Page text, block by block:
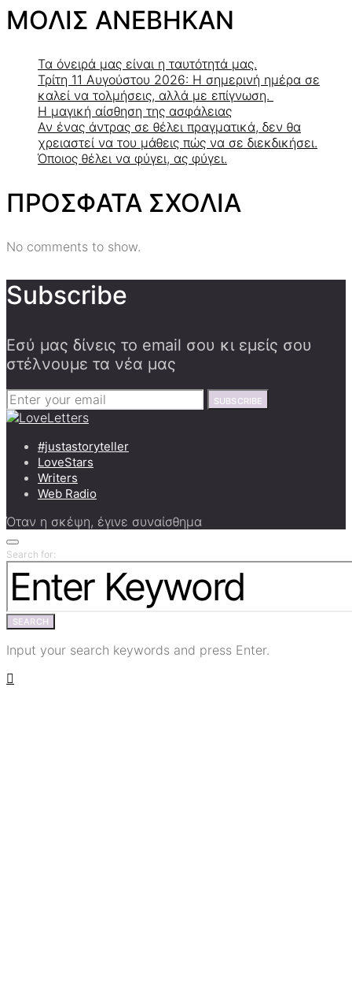
ΜΟΛΙΣ ΑΝΕΒΗΚΑΝ
Τα όνειρά μας είναι η ταυτότητά μας.
Τρίτη 11 Αυγούστου 2026: Η σημερινή ημέρα σε
καλεί να τολμήσεις, αλλά με επίγνωση.
Η μαγική αίσθηση της ασφάλειας
Αν ένας άντρας σε θέλει πραγματικά, δεν θα
χρειαστεί να του μάθεις πώς να σε διεκδικήσει.
Όποιος θέλει να φύγει, ας φύγει.
ΠΡΟΣΦΑΤΑ ΣΧΟΛΙΑ
No comments to show.
Subscribe
Εσύ μας δίνεις το email σου κι εμείς σου
στέλνουμε τα νέα μας
SUBSCRIBE
#justastoryteller
LoveStars
Writers
Web Radio
Όταν η σκέψη, έγινε συναίσθημα
Search for:
SEARCH
Input your search keywords and press Enter.